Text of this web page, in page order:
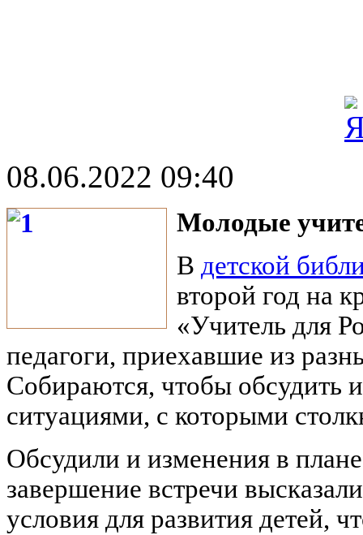
08.06.2022 09:40
Молодые
В детской
второй год на
«Учитель для
педагоги, приехавшие из
Собираются, чтобы обсудить
ситуациями, с которыми
Обсудили и изменения в
завершение встречи
условия для развития детей,